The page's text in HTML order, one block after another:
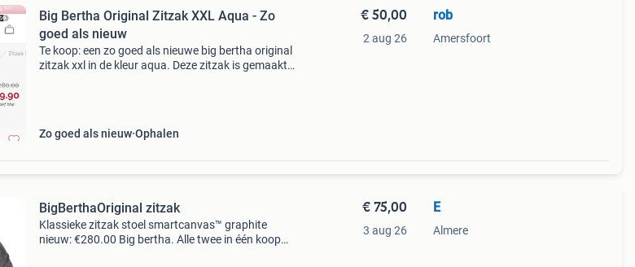
Big Bertha Original Zitzak XXL Aqua - Zo
goed als nieuw
Te koop: een zo goed als nieuwe big bertha original
zitzak xxl in de kleur aqua. Deze zitzak is gemaakt
Zo goed als nieuw Ophalen
€ 50,00
2 aug 26
rob
Amersfoort
BigBerthaOriginal zitzak
Klassieke zitzak stoel smartcanvas™ graphite
nieuw: €280.00 Big bertha. Alle twee in één koop
€ 75,00
3 aug 26
E
Almere